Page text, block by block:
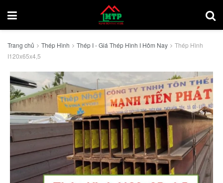
Trang chủ Thép Hình Thép I - Giá Thép Hình I Hôm Nay
Thép Hình
I120x65x4,5